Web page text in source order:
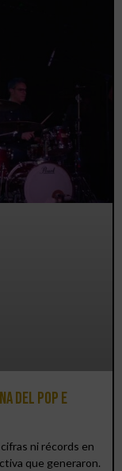
del pop e
ni récords en
que generaron.